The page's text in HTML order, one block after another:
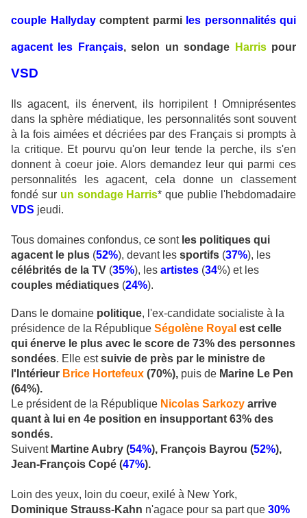
couple Hallydaycomptent parmi les personnalités qui
agacent les Français, selon un sondage Harrispour
VSD
Ils agacent, ils énervent, ils horripilent ! Omniprésentes
dans la sphère médiatique, les personnalités sont souvent
à la fois aimées et décriées par des Français si prompts à
la critique. Et pourvu qu'on leur tende la perche, ils s'en
donnent à coeur joie. Alors demandez leur qui parmi ces
personnalités les agacent, cela donne un classement
fondé sur un sondage Harris* que publie l'hebdomadaire
VDS jeudi.
Tous domaines confondus, ce sont les politiques qui
agacent le plus (52%), devant les sportifs (37%), les
célébrités de la TV (35%), les artistes (34%) et les
couples médiatiques (24%).
Dans le domaine politique, l'ex-candidate socialiste à la
présidence de la République Ségolène Royal est celle
qui énerve le plus avec le score de 73% des personnes
sondées. Elle estsuivie de près par le ministre de
l'Intérieur Brice Hortefeux (70%), puis de Marine Le Pen
(64%).
Le président de la République Nicolas Sarkozy arrive
quant à lui en 4e position en insupportant 63% des
sondés.
Suivent Martine Aubry (54%), François Bayrou (52%),
Jean-François Copé (47%).
Loin des yeux, loin du coeur, exilé à New York,
Dominique Strauss-Kahn n'agace pour sa part que 30%